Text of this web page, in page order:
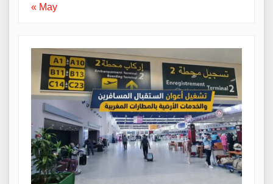
« May